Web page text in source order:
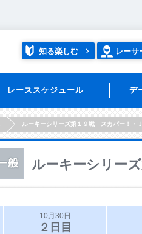
知る楽しむ レーサ
レーススケジュール デ
ルーキーシリーズ第１９戦 スカパー！・
ルーキーシリー
10月30日
２日目